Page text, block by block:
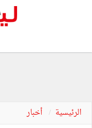
الرئيسية أخبار